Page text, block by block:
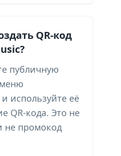
QR-код
публичную
используйте её
QR-кода. Это не
не промокод